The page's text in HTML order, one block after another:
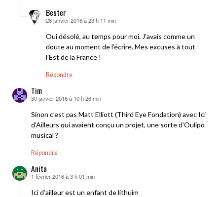
Bester
dit :
28 janvier 2016 à 23 h 11 min
Oui désolé, au temps pour moi. J’avais comme un
doute au moment de l’écrire. Mes excuses à tout
l’Est de la France !
Répondre
Tim
dit :
30 janvier 2016 à 10 h 26 min
Sinon c’est pas Matt Elliott (Third Eye Fondation) avec Ici
d’Ailleurs qui avaient conçu un projet, une sorte d’Oulipo
musical ?
Répondre
Anita
dit :
1 février 2016 à 3 h 01 min
Ici d’ailleur est un enfant de lithuim